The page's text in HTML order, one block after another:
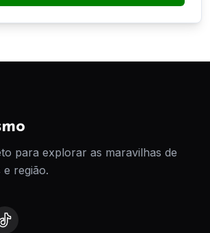
para explorar as maravilhas de
região.